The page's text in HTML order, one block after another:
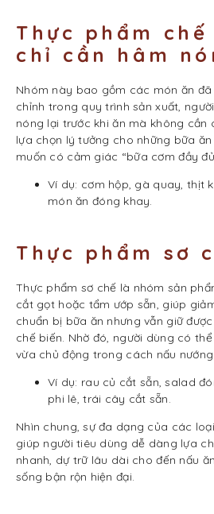
Thực phẩm
chỉ cần hâm
Nhóm này bao gồm các món ăn
chỉnh trong quy trình sản xuất,
nóng lại trước khi ăn mà không cần
lựa chọn lý tưởng cho những bữa
muốn có cảm giác “bữa cơm đầy
Ví dụ: cơm hộp, gà quay, thịt
món ăn đóng khay.
Thực phẩm sơ
Thực phẩm sơ chế là nhóm sản
cắt gọt hoặc tẩm ướp sẵn, giúp
chuẩn bị bữa ăn nhưng vẫn giữ
chế biến. Nhờ đó, người dùng có
vừa chủ động trong cách nấu nướng.
Ví dụ: rau củ cắt sẵn, salad
phi lê, trái cây cắt sẵn.
Nhìn chung, sự đa dạng của các
giúp người tiêu dùng dễ dàng lựa
nhanh, dự trữ lâu dài cho đến nấu
sống bận rộn hiện đại.